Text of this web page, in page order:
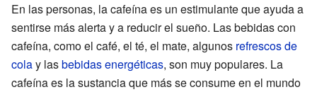
En las personas, la cafeína es un estimulante que ayuda a
sentirse más alerta y a reducir el sueño. Las bebidas con
cafeína, como el café, el té, el mate, algunos refrescos de
colay lasbebidas energéticas, son muy populares. La
cafeína es la sustancia que más se consume en el mundo